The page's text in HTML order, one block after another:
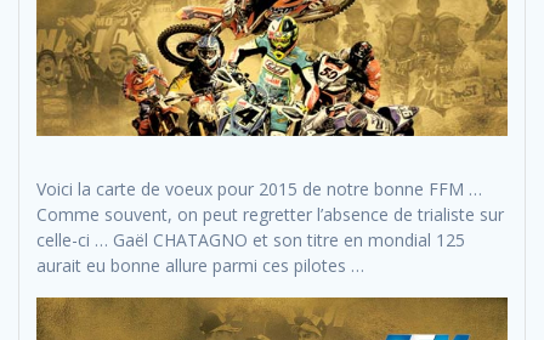
Voici la carte de voeux pour 2015 de notre bonne FFM …
Comme souvent, on peut regretter l’absence de trialiste sur
celle-ci … Gaël CHATAGNO et son titre en mondial 125
aurait eu bonne allure parmi ces pilotes …